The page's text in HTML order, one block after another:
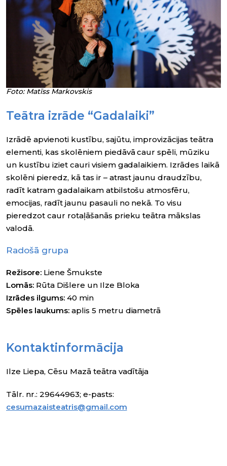
Foto: Matīss Markovskis
Teātra izrāde “Gadalaiki”
Izrādē apvienoti kustību, sajūtu, improvizācijas teātra
elementi, kas skolēniem piedāvā caur spēli, mūziku
un kustību iziet cauri visiem gadalaikiem. Izrādes laikā
skolēni pieredz, kā tas ir – atrast jaunu draudzību,
radīt katram gadalaikam atbilstošu atmosfēru,
emocijas, radīt jaunu pasauli no nekā. To visu
pieredzot caur rotaļāšanās prieku teātra mākslas
valodā.
Radošā grupa
Režisore:Liene Šmukste
Lomās:Rūta Dišlere un Ilze Bloka
Izrādes ilgums:40 min
Spēles laukums:aplis 5 metru diametrā
Kontaktinformācija
Ilze Liepa, Cēsu Mazā teātra vadītāja
Tālr. nr.: 29644963; e-pasts:
cesumazaisteatris@gmail.com